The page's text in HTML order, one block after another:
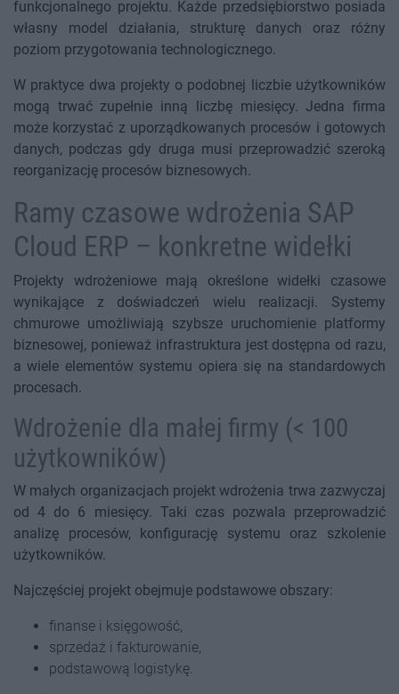
funkcjonalnego projektu. Każde przedsiębiorstwo posiada
własny model działania, strukturę danych oraz różny
poziom przygotowania technologicznego.
W praktyce dwa projekty o podobnej liczbie użytkowników
mogą trwać zupełnie inną liczbę miesięcy. Jedna firma
może korzystać z uporządkowanych procesów i gotowych
danych, podczas gdy druga musi przeprowadzić szeroką
reorganizację procesów biznesowych.
Ramy czasowe wdrożenia SAP
Cloud ERP – konkretne widełki
Projekty wdrożeniowe mają określone widełki czasowe
wynikające z doświadczeń wielu realizacji. Systemy
chmurowe umożliwiają szybsze uruchomienie platformy
biznesowej, ponieważ infrastruktura jest dostępna od razu,
a wiele elementów systemu opiera się na standardowych
procesach.
Wdrożenie dla małej firmy (< 100
użytkowników)
W małych organizacjach projekt wdrożenia trwa zazwyczaj
od 4 do 6 miesięcy. Taki czas pozwala przeprowadzić
analizę procesów, konfigurację systemu oraz szkolenie
użytkowników.
Najczęściej projekt obejmuje podstawowe obszary:
finanse i księgowość,
sprzedaż i fakturowanie,
podstawową logistykę.